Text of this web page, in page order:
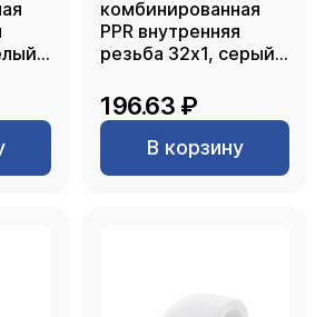
комбинированная
PPR внутренняя
резьба 32х1, серый,
196.63 ₽
В корзину